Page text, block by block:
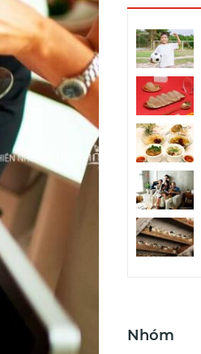
Nhóm